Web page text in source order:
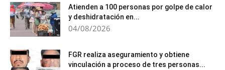
Atienden a 100 personas por golpe de calor
y deshidratación en...
04/08/2026
FGR realiza aseguramiento y obtiene
vinculación a proceso de tres personas...